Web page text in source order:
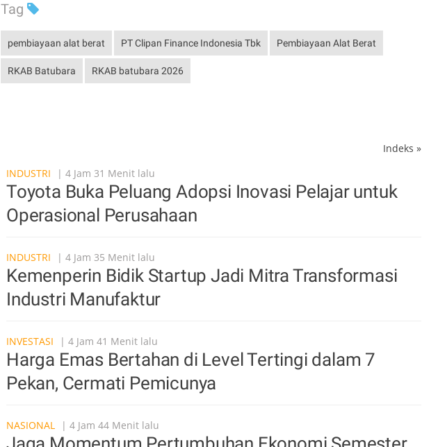
Tag
pembiayaan alat berat PT Clipan Finance Indonesia Tbk Pembiayaan Alat Berat
RKAB Batubara RKAB batubara 2026
Indeks »
INDUSTRI
| 4 Jam 31 Menit lalu
Toyota Buka Peluang Adopsi Inovasi Pelajar untuk
Operasional Perusahaan
INDUSTRI | 4 Jam 35 Menit lalu
Kemenperin Bidik Startup Jadi Mitra Transformasi
Industri Manufaktur
INVESTASI | 4 Jam 41 Menit lalu
Harga Emas Bertahan di Level Tertingi dalam 7
Pekan, Cermati Pemicunya
NASIONAL | 4 Jam 44 Menit lalu